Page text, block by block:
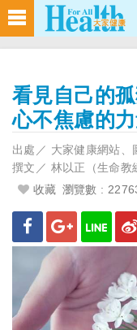
看見自己的
心不焦慮的
出處／ 大家健康網站
撰文／ 林以正（生命教
收藏 瀏覽數 :